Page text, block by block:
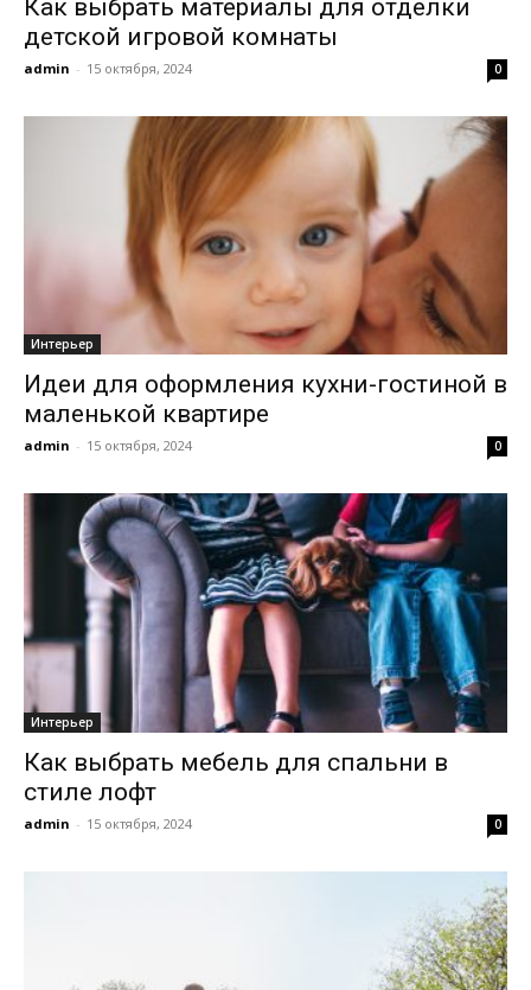
Как выбрать материалы для отделки
детской игровой комнаты
admin - 15 октября, 2024 0
Интерьер
Идеи для оформления кухни-гостиной в
маленькой квартире
admin - 15 октября, 2024 0
Интерьер
Как выбрать мебель для спальни в
стиле лофт
admin - 15 октября, 2024 0